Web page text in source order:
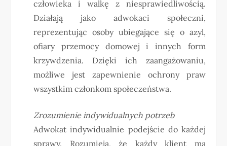
człowieka i walkę z niesprawiedliwością.
Działają jako adwokaci społeczni,
reprezentując osoby ubiegające się o azyl,
ofiary przemocy domowej i innych form
krzywdzenia. Dzięki ich zaangażowaniu,
możliwe jest zapewnienie ochrony praw
wszystkim członkom społeczeństwa.
Zrozumienie indywidualnych potrzeb
Adwokat indywidualnie podejście do każdej
sprawy. Rozumieją, że każdy klient ma